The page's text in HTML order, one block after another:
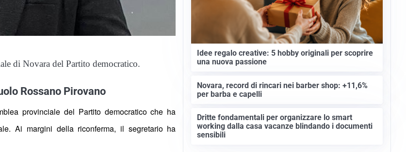
di Novara del Partito democratico.
Rossano Pirovano
provinciale del Partito democratico che ha
Ai margini della riconferma, il segretario ha
Idee regalo creative: 5 hobby originali per scoprire
una nuova passione
Novara, record di rincari nei barber shop: +11,6%
per barba e capelli
Dritte fondamentali per organizzare lo smart
working dalla casa vacanze blindando i documenti
sensibili